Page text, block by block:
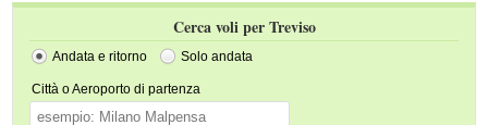
Cerca voli per Treviso
Andata e ritorno Solo andata
Città o Aeroporto di partenza